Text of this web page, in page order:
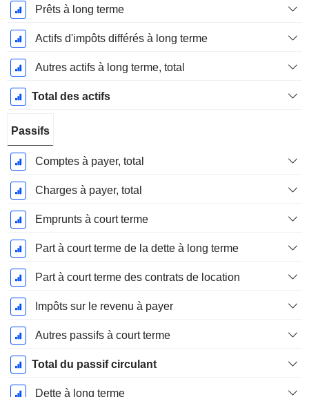
Prêts à long terme
Actifs d'impôts différés à long terme
Autres actifs à long terme, total
Total des actifs
Passifs
Comptes à payer, total
Charges à payer, total
Emprunts à court terme
Part à court terme de la dette à long terme
Part à court terme des contrats de location
Impôts sur le revenu à payer
Autres passifs à court terme
Total du passif circulant
Dette à long terme